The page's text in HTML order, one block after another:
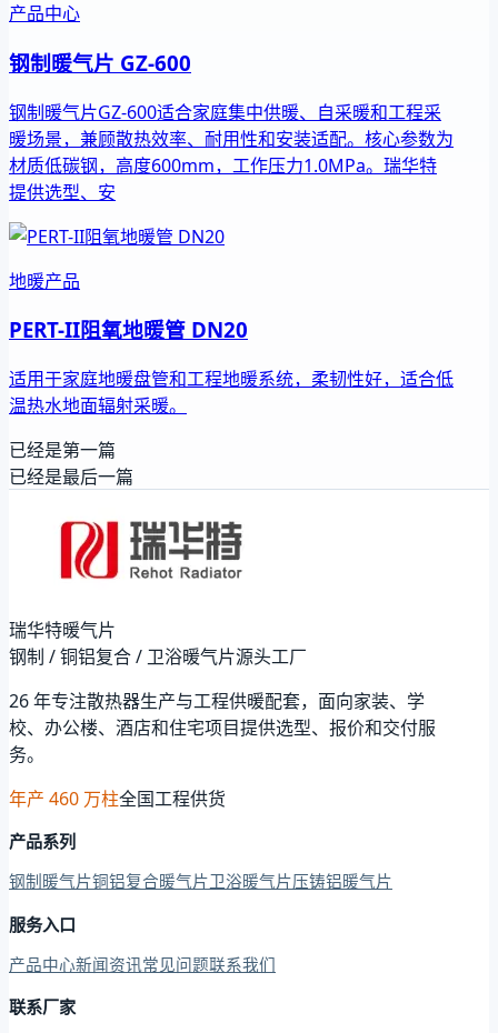
产品中心
钢制暖气片 GZ-600
钢制暖气片GZ-600适合家庭集中供暖、自采暖和工程采
暖场景，兼顾散热效率、耐用性和安装适配。核心参数为
材质低碳钢，高度600mm，工作压力1.0MPa。瑞华特
提供选型、安
地暖产品
PERT-II阻氧地暖管 DN20
适用于家庭地暖盘管和工程地暖系统，柔韧性好，适合低
温热水地面辐射采暖。
已经是第一篇
已经是最后一篇
瑞华特暖气片
钢制 / 铜铝复合 / 卫浴暖气片源头工厂
26 年专注散热器生产与工程供暖配套，面向家装、学
校、办公楼、酒店和住宅项目提供选型、报价和交付服
务。
年产 460 万柱全国工程供货
产品系列
钢制暖气片铜铝复合暖气片卫浴暖气片压铸铝暖气片
服务入口
产品中心新闻资讯常见问题联系我们
联系厂家